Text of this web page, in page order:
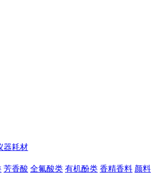
器耗材
芳香酸 全氟酸类 有机酚类 香精香料 颜料